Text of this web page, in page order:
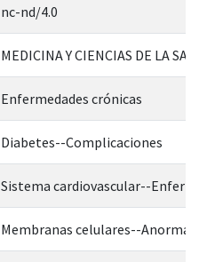
nc-nd/4.0
MEDICINA Y CIENCIAS DE LA
Enfermedades crónicas
Diabetes--Complicaciones
Sistema cardiovascular--
Membranas celulares--